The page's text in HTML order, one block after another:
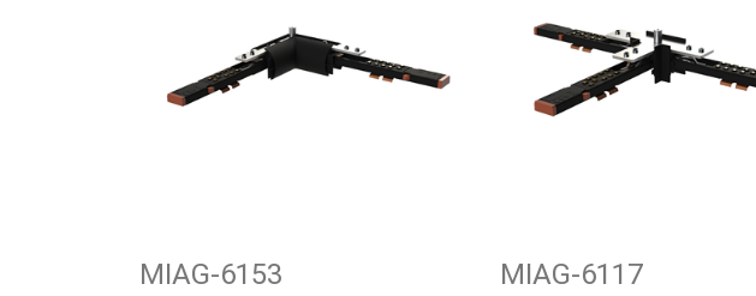
MIAG-6153 MIAG-6117